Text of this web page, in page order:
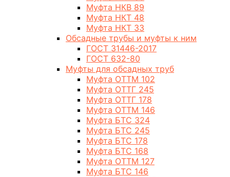
Муфта НКВ 89
Муфта НКТ 48
Муфта НКТ 33
Обсадные трубы и муфты к ним
ГОСТ 31446-2017
ГОСТ 632-80
Муфты для обсадных труб
Муфта ОТТМ 102
Муфта ОТТГ 245
Муфта ОТТГ 178
Муфта ОТТМ 146
Муфта БТС 324
Муфта БТС 245
Муфта БТС 178
Муфта БТС 168
Муфта ОТТМ 127
Муфта БТС 146